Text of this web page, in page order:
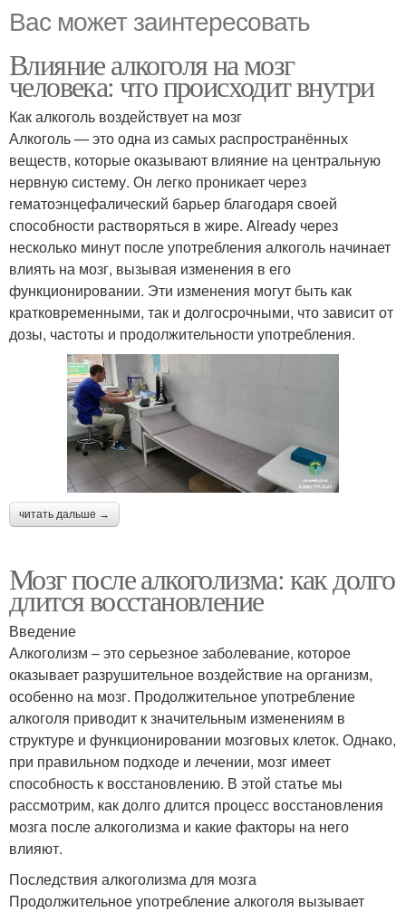
Вас может заинтересовать
Влияние алкоголя на мозг
человека: что происходит внутри
Как алкоголь воздействует на мозг
Алкоголь — это одна из самых распространённых
веществ, которые оказывают влияние на центральную
нервную систему. Он легко проникает через
гематоэнцефалический барьер благодаря своей
способности растворяться в жире. Already через
несколько минут после употребления алкоголь начинает
влиять на мозг, вызывая изменения в его
функционировании. Эти изменения могут быть как
кратковременными, так и долгосрочными, что зависит от
дозы, частоты и продолжительности употребления.
читать дальше →
Мозг после алкоголизма: как долго
длится восстановление
Введение
Алкоголизм – это серьезное заболевание, которое
оказывает разрушительное воздействие на организм,
особенно на мозг. Продолжительное употребление
алкоголя приводит к значительным изменениям в
структуре и функционировании мозговых клеток. Однако,
при правильном подходе и лечении, мозг имеет
способность к восстановлению. В этой статье мы
рассмотрим, как долго длится процесс восстановления
мозга после алкоголизма и какие факторы на него
влияют.
Последствия алкоголизма для мозга
Продолжительное употребление алкоголя вызывает